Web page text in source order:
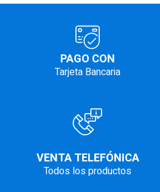
PAGO CON
Tarjeta Bancaria
VENTA TELEFÓNICA
Todos los productos